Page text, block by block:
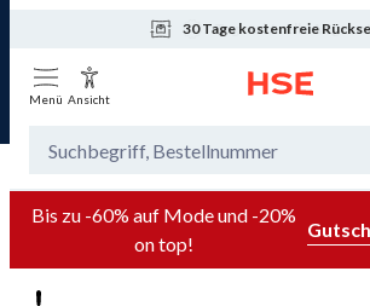
30 Tage kostenfreie
Tagesaktuelle
Menü Ansicht
Bis zu -60% auf Mode und -20%
on top!